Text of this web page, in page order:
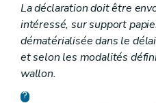
La déclaration doit être
intéressé, sur support
dématérialisée dans le
et selon les modalités
wallon.